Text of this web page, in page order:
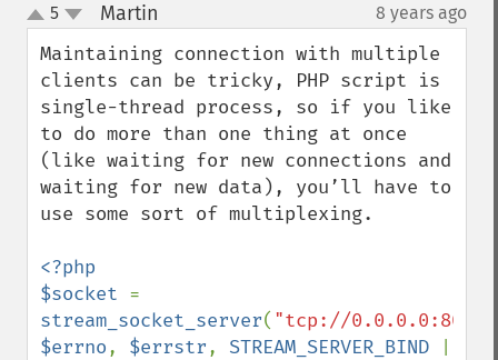
up
down
5 Martin 8 years ago
Maintaining connection with multiple
clients can be tricky, PHP script is
single-thread process, so if you like
to do more than one thing at once
(like waiting for new connections and
waiting for new data), you’ll have to
use some sort of multiplexing.
<?php
$socket
stream_socket_server( "tcp://0.0.0.0:8000"
$errno, $errstr, STREAM_SERVER_BIND